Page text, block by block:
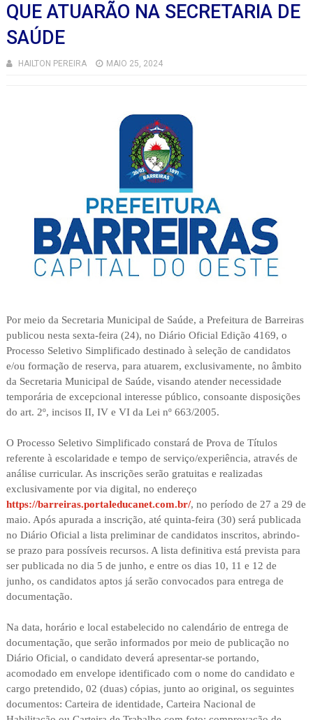
QUE ATUARÃO NA SECRETARIA DE
SAÚDE
HAILTON PEREIRA MAIO 25, 2024
Por meio da Secretaria Municipal de Saúde, a Prefeitura de Barreiras
publicou nesta sexta-feira (24), no Diário Oficial Edição 4169, o
Processo Seletivo Simplificado destinado à seleção de candidatos
e/ou formação de reserva, para atuarem, exclusivamente, no âmbito
da Secretaria Municipal de Saúde, visando atender necessidade
temporária de excepcional interesse público, consoante disposições
do art. 2º, incisos II, IV e VI da Lei nº 663/2005.
O Processo Seletivo Simplificado constará de Prova de Títulos
referente à escolaridade e tempo de serviço/experiência, através de
análise curricular. As inscrições serão gratuitas e realizadas
exclusivamente por via digital, no endereço
https://barreiras.portaleducanet.com.br/, no período de 27 a 29 de
maio. Após apurada a inscrição, até quinta-feira (30) será publicada
no Diário Oficial a lista preliminar de candidatos inscritos, abrindo-
se prazo para possíveis recursos. A lista definitiva está prevista para
ser publicada no dia 5 de junho, e entre os dias 10, 11 e 12 de
junho, os candidatos aptos já serão convocados para entrega de
documentação.
Na data, horário e local estabelecido no calendário de entrega de
documentação, que serão informados por meio de publicação no
Diário Oficial, o candidato deverá apresentar-se portando,
acomodado em envelope identificado com o nome do candidato e
cargo pretendido, 02 (duas) cópias, junto ao original, os seguintes
documentos: Carteira de identidade, Carteira Nacional de